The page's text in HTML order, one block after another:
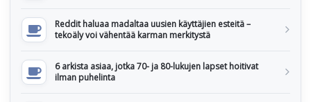
Reddit haluaa madaltaa uusien käyttäjien esteitä –
tekoäly voi vähentää karman merkitystä
6 arkista asiaa, jotka 70- ja 80-lukujen lapset hoitivat
ilman puhelinta